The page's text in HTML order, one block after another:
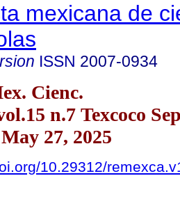
mexicana de
ISSN 2007-0934
Cienc.
n.7 Texcoco
27, 2025
10.29312/